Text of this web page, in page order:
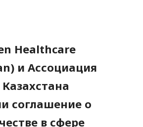
Healthcare
и Ассоциация
соглашение о
в сфере